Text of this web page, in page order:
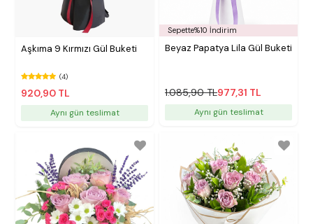
Aşkıma 9 Kırmızı Gül Buketi
(4)
920,90 TL
Aynı gün teslimat
Sepette%10 İndirim
Beyaz Papatya Lila Gül Buketi
1.085,90 TL977,31 TL
Aynı gün teslimat